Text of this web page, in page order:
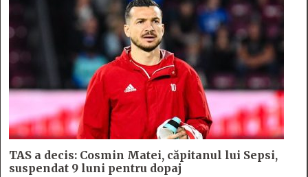
TAS a decis: Cosmin Matei, căpitanul lui Sepsi,
suspendat 9 luni pentru dopaj